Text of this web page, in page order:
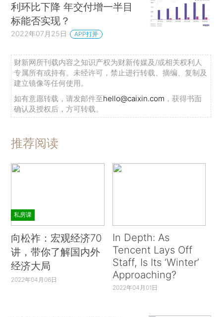
利环比下降 年交付增一半目
标能否实现？
2022年07月25日 APP打开
财新网所刊载内容之知识产权为财新传媒及/或相关权利人
专属所有或持有。未经许可，禁止进行转载、摘编、复制及
建立镜像等任何使用。
如有意愿转载，请发邮件至hello@caixin.com ，获得书面
确认及授权后，方可转载。
推荐阅读
私房课
向松祚：宏观经济70
讲，带你了解国内外
经济大局
2022年04月06日
In Depth: As
Tencent Lays Off
Staff, Is Its ‘Winter’
Approaching?
2022年04月01日